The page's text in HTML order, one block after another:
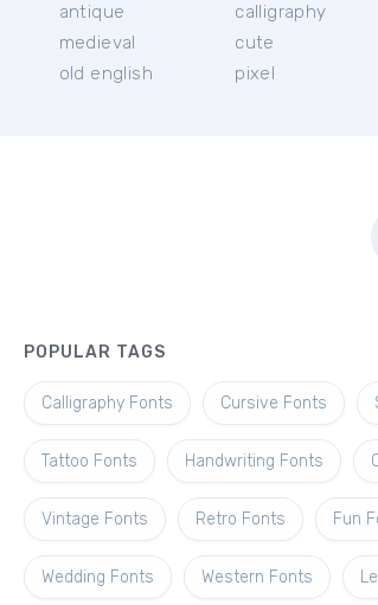
antique
medieval
old english
calligraphy
cute
pixel
POPULAR TAGS
Calligraphy Fonts Cursive Fonts
Tattoo Fonts Handwriting Fonts
Vintage Fonts Retro Fonts Fun
Wedding Fonts Western Fonts